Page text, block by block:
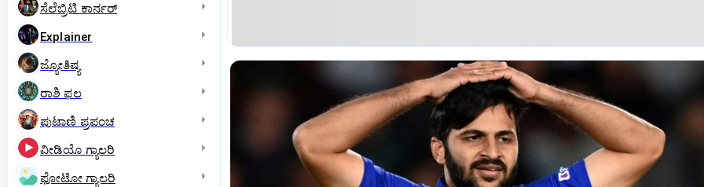
ಸೆಲೆಬ್ರಿಟಿ ಕಾರ್ನರ್‌
Explainer
ಜ್ಯೋತಿಷ್ಯ
ರಾಶಿ ಫಲ
ಪುಟಾಣಿ ಪ್ರಪಂಚ
ವೀಡಿಯೊ ಗ್ಯಾಲರಿ
ಫೋಟೋ ಗ್ಯಾಲರಿ